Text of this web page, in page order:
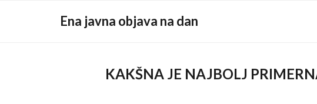
Ena javna objava na dan
KAKŠNA JE NAJBOLJ